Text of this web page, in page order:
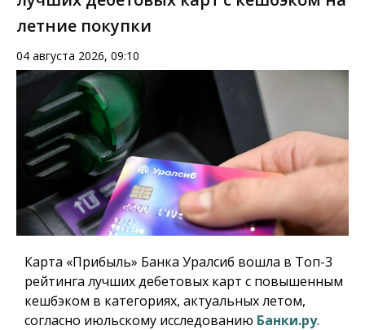
летние покупки
04 августа 2026, 09:10
Карта «Прибыль» Банка Уралсиб вошла в Топ-3
рейтинга лучших дебетовых карт с повышенным
кешбэком в категориях, актуальных летом,
согласно июльскому исследованию Банки.ру.